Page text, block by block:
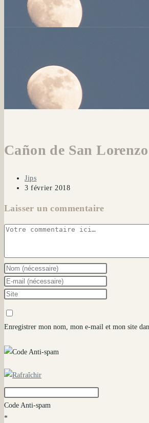
Cañon de San Lorenzo
Auteur/autrice
de
publication :
Jips
Publication
3 février 2018
Laisser un commentaire
Comment
Enter
your
name
comment
Enter
your
comment
Saisir
votre
site
Enregistrer mon nom, mon e-mail et mon site
Code Anti-spam
*